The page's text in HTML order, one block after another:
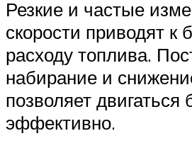
Резкие и частые
скорости приводят к
расходу топлива.
набирание и
позволяет двигаться
эффективно.